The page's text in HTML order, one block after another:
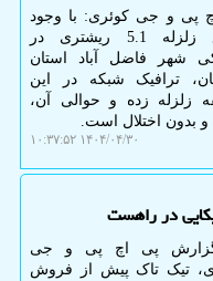
پی و جی کوئری: با وجود
وقوع زلزله 5.1 ریشتری در
شهر فاضل آباد استان
ترافیک شبکه در این
زلزله زده و حوالی آن،
و بدون اختلال است.
۱۴۰۴/۰۴/۳۰ ۱۰:۳۷:۵۲
در راهست
پی اچ پی و جی
تیک تاک پیش از فروش